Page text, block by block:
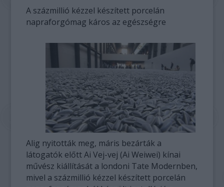
A százmillió kézzel készített porcelán
napraforgómag káros az egészségre
Alig nyitották meg, máris bezárták a
látogatók előtt Ai Vej-vej (Ai Weiwei) kínai
művész kiállítását a londoni Tate Modernben,
mivel a százmillió kézzel készített porcelán